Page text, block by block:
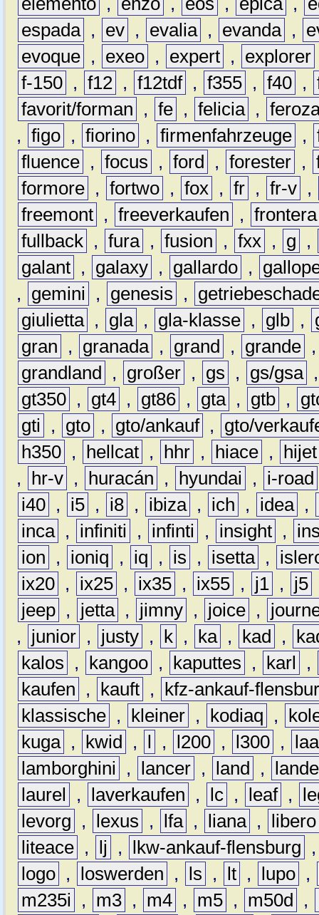
espada , ev , evalia , evanda ,
evoque , exeo , expert , explorer
f-150 , f12 , f12tdf , f355 , f40 ,
favorit/forman
, fe , felicia ,
, figo , fiorino , firmenfahrzeuge ,
fluence , focus , ford , forester ,
formore , fortwo , fox , fr , fr-v ,
freemont , freeverkaufen , frontera
fullback , fura , fusion , fxx , g
,
galant , galaxy , gallardo ,
,
gemini , genesis ,
giulietta , gla , gla-klasse , glb ,
gran
, granada , grand , grande
grandland
, großer , gs , gs/gsa
gt350 , gt4 , gt86 , gta , gtb ,
gti
, gto , gto/ankauf ,
gto/
h350 , hellcat , hhr , hiace ,
hijet
,
hr-v , huracán , hyundai ,
i-road
i40 , i5 , i8 , ibiza , ich , idea ,
inca , infiniti , infinti , insight ,
ion
, ioniq , iq , is , isetta ,
ix20 , ix25 , ix35 , ix55 , j1 , j5
jeep , jetta , jimny , joice ,
,
junior , justy , k , ka , kad ,
kalos
, kangoo , kaputtes , karl
,
kaufen
, kauft ,
kfz-ankauf-
klassische , kleiner , kodiaq ,
kuga , kwid , l , l200 , l300 ,
lamborghini
, lancer , land ,
laurel
, laverkaufen , lc , leaf ,
levorg
, lexus , lfa , liana ,
libero
liteace , lj , lkw-ankauf-flensburg
logo , loswerden , ls , lt , lupo ,
m235i
, m3 , m4 , m5 , m50d ,